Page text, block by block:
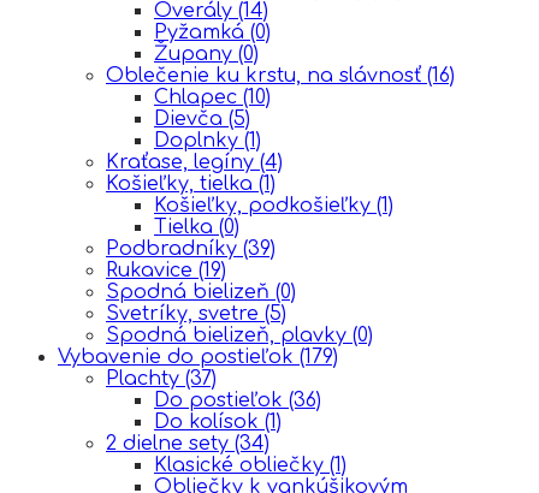
Overály (14)
Pyžamká (0)
Župany (0)
Oblečenie ku krstu, na slávnosť (16)
Chlapec (10)
Dievča (5)
Doplnky (1)
Kraťase, legíny (4)
Košieľky, tielka (1)
Košieľky, podkošieľky (1)
Tielka (0)
Podbradníky (39)
Rukavice (19)
Spodná bielizeň (0)
Svetríky, svetre (5)
Spodná bielizeň, plavky (0)
Vybavenie do postieľok (179)
Plachty (37)
Do postieľok (36)
Do kolísok (1)
2 dielne sety (34)
Klasické obliečky (1)
Obliečky k vankúšikovým